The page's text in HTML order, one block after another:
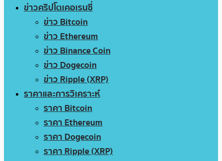
ข่าวคริปโตเคอเรนซี่
ข่าว Bitcoin
ข่าว Ethereum
ข่าว Binance Coin
ข่าว Dogecoin
ข่าว Ripple (XRP)
ราคาและการวิเคราะห์
ราคา Bitcoin
ราคา Ethereum
ราคา Dogecoin
ราคา Ripple (XRP)